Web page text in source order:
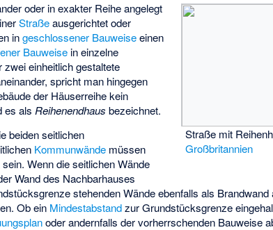
Straße mit
Großbritannien
oder in exakter Reihe angelegt
Straßeausgerichtet oder
ingeschlossener Bauweiseeinen
Bauweise in einzelne
einheitlich gestaltete
spricht man hingegen
der Häuserreihe kein
es alsReihenendhaus bezeichnet.
beiden seitlichen
Kommunwände müssen
Wenn die seitlichen Wände
Wand des Nachbarhauses
stehenden Wände ebenfalls als Brandwand
Ob ein Mindestabstandzur Grundstücksgrenze
oder andernfalls der vorherrschenden Bauweise